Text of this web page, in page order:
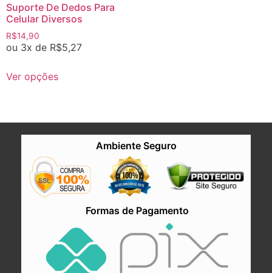
Suporte De Dedos Para
Celular Diversos
R$14,90
ou 3x de R$5,27
Ver opções
Ambiente Seguro
Formas de Pagamento